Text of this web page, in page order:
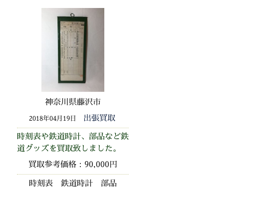
神奈川県藤沢市
2018年04月19日
出張買取
時刻表や鉄道時計、部品など鉄
道グッズを買取致しました。
買取参考価格：90,000円
時刻表 鉄道時計 部品